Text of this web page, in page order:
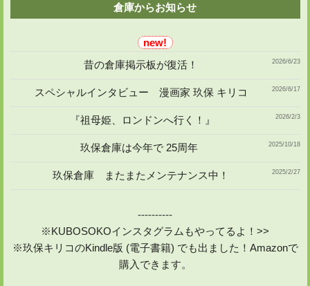
倉庫からお知らせ
昔の倉庫掲示板が復活！ 2026/6/23
スペシャルインタビュー 漫画家 玖保 キリコ 2026/6/17
『祖母姫、ロンドンへ行く！』 2026/2/3
玖保倉庫は今年で 25周年 2025/10/18
玖保倉庫 またまたメンテナンス中！ 2025/2/27
----------
※KUBOSOKOインスタグラムもやってるよ！>>
※玖保キリコのKindle版 (電子書籍) でも出ました！Amazonで
購入できます。